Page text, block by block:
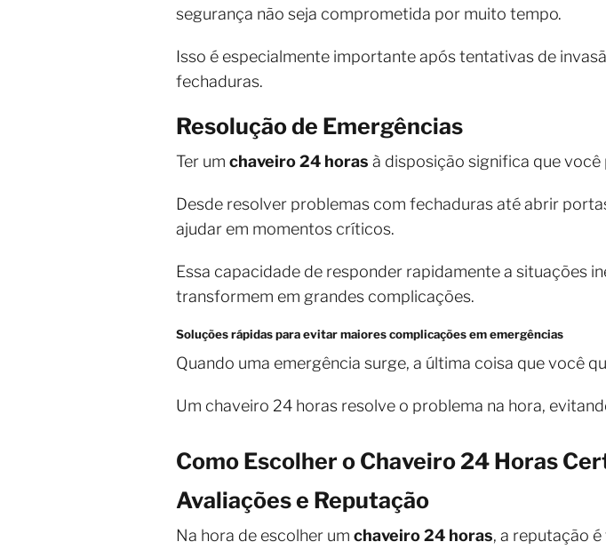
segurança não seja comprometida por muito tempo.
Isso é especialmente importante após tentativas de
fechaduras.
Resolução de Emergências
Ter um chaveiro 24 horas à disposição significa que
Desde resolver problemas com fechaduras até abrir
ajudar em momentos críticos.
Essa capacidade de responder rapidamente a situações
transformem em grandes complicações.
Soluções rápidas para evitar maiores complicações em emergências
Quando uma emergência surge, a última coisa que você
Um chaveiro 24 horas resolve o problema na hora,
Como Escolher o Chaveiro 24 Horas
Avaliações e Reputação
Na hora de escolher um chaveiro 24 horas, a reputação é